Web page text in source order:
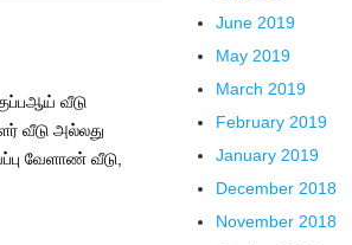
வீடு
வீடு அல்லது
வேளாண் வீடு,
June 2019
May 2019
March 2019
February 2019
January 2019
December 2018
November 2018